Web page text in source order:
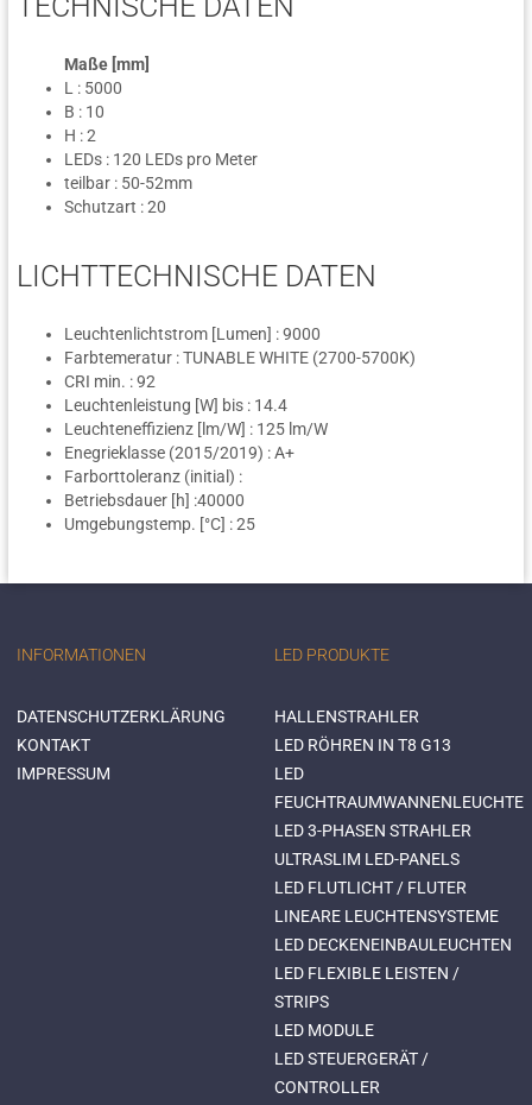
Maße [mm]
L : 5000
B : 10
H : 2
LEDs : 120 LEDs pro Meter
teilbar : 50-52mm
Schutzart : 20
LICHTTECHNISCHE DATEN
Leuchtenlichtstrom [Lumen] : 9000
Farbtemeratur : TUNABLE WHITE (2700-5700K)
CRI min. : 92
Leuchtenleistung [W] bis : 14.4
Leuchteneffizienz [lm/W] : 125 lm/W
Enegrieklasse (2015/2019) : A+
Farborttoleranz (initial) :
Betriebsdauer [h] :40000
Umgebungstemp. [°C] : 25
INFORMATIONEN
DATENSCHUTZERKLÄRUNG
KONTAKT
IMPRESSUM
LED PRODUKTE
HALLENSTRAHLER
LED RÖHREN IN T8 G13
LED
FEUCHTRAUMWANNENLEUCHTE
LED 3-PHASEN STRAHLER
ULTRASLIM LED-PANELS
LED FLUTLICHT / FLUTER
LINEARE LEUCHTENSYSTEME
LED DECKENEINBAULEUCHTEN
LED FLEXIBLE LEISTEN /
STRIPS
LED MODULE
LED STEUERGERÄT /
CONTROLLER